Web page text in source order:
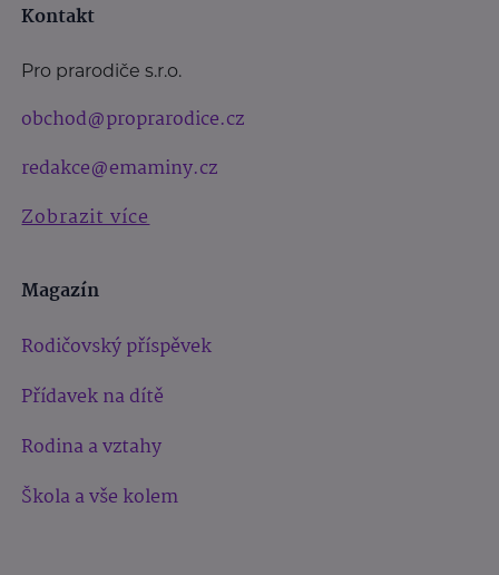
Kontakt
Pro prarodiče s.r.o.
obchod@proprarodice.cz
redakce@emaminy.cz
Zobrazit více
Magazín
Rodičovský příspěvek
Přídavek na dítě
Rodina a vztahy
Škola a vše kolem